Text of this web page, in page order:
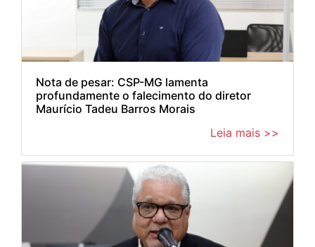
Nota de pesar: CSP-MG lamenta
profundamente o falecimento do diretor
Maurício Tadeu Barros Morais
Leia mais >>